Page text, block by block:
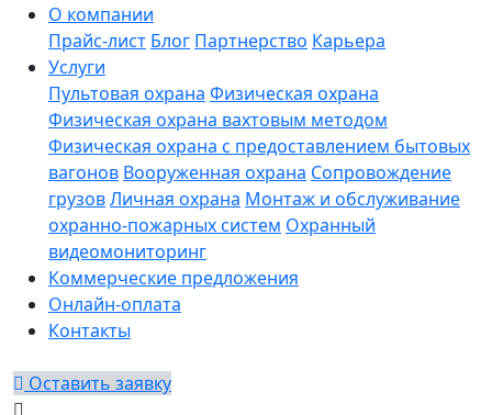
О компании
Прайс-лист Блог Партнерство Карьера
Услуги
Пультовая охрана Физическая охрана
Физическая охрана вахтовым методом
Физическая охрана с предоставлением бытовых
вагонов Вооруженная охрана Сопровождение
грузовЛичная охрана Монтаж и обслуживание
охранно-пожарных систем Охранный
видеомониторинг
Коммерческие предложения
Онлайн-оплата
Контакты
Оставить заявку